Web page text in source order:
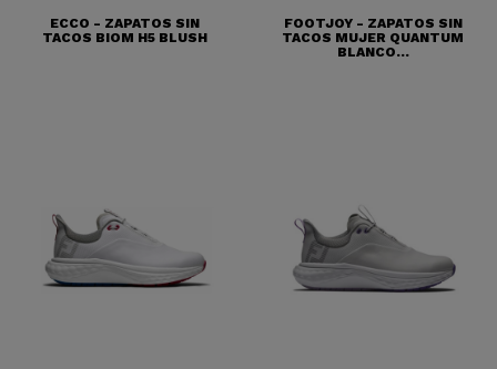
ECCO - ZAPATOS SIN
TACOS BIOM H5 BLUSH
FOOTJOY - ZAPATOS SIN
TACOS MUJER QUANTUM
BLANCO...